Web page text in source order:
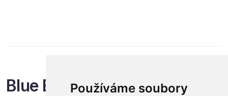
Používáme soubory
Blue Events